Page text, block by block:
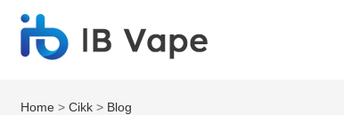
Home >Cikk > Blog